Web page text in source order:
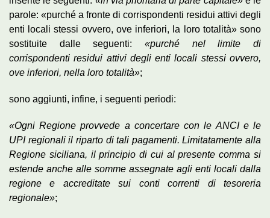
parole: «purché a fronte di corrispondenti residui attivi degli
enti locali stessi ovvero, ove inferiori, la loro totalità» sono
sostituite dalle seguenti: «purché nel limite di
corrispondenti residui attivi degli enti locali stessi ovvero,
ove inferiori, nella loro totalità»;
sono aggiunti, infine, i seguenti periodi:
«Ogni Regione provvede a concertare con le ANCI e le
UPI regionali il riparto di tali pagamenti. Limitatamente alla
Regione siciliana, il principio di cui al presente comma si
estende anche alle somme assegnate agli enti locali dalla
regione e accreditate sui conti correnti di tesoreria
regionale»;